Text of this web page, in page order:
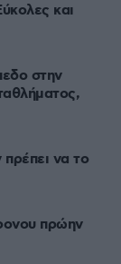
και
στην
πρέπει να το
πρώην